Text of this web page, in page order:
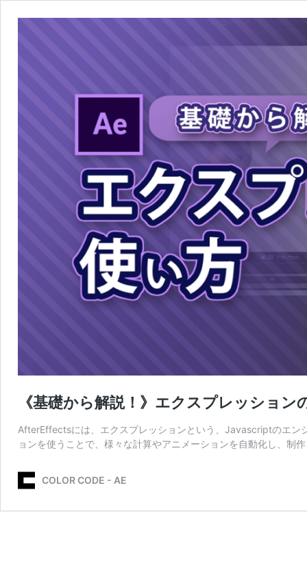
《基礎から解説！》エクスプレッション
AfterEffectsには、エクスプレッションという、Javascriptのエン
ョンを使うことで、様々な計算やアニメーションを自動化し、制
COLOR CODE - AE